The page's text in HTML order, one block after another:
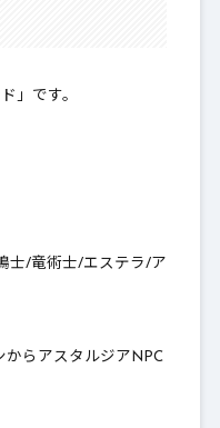
」です。
士/竜術士/エステラ/ア
らアスタルジアNPC